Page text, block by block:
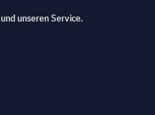
unseren Service.